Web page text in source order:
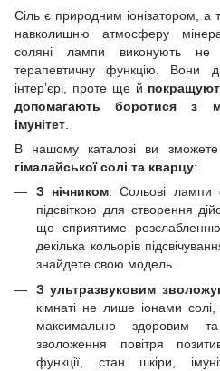
Сіль є природним іонізатором, а
навколишню атмосферу
соляні лампи виконують
терапевтичну функцію. Вони
інтер’єрі, проте ще й
допомагають боротися з
імунітет
В нашому каталозі ви
гімалайської солі та кварцу:
З нічником . Сольові лампи
підсвіткою для створення
що сприятиме
декілька кольорів
знайдете свою модель.
З ультразвуковим
кімнаті не лише іонами
максимально здоровим
зволоження повітря
функції, стан шкіри,